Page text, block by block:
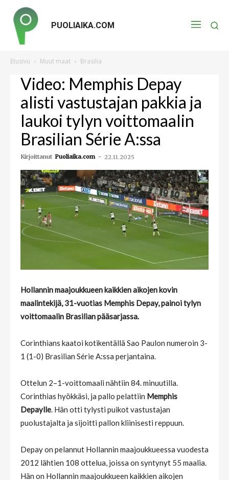
PUOLIAIKA.COM
Etusivu Muut maat Brasilia
Video: Memphis Depay
alisti vastustajan pakkia ja
laukoi tylyn voittomaalin
Brasilian Série A:ssa
Kirjoittanut Puoliaika.com - 22.11.2025
Hollannin maajoukkueen kaikkien aikojen kovin
maalintekijä, 31-vuotias Memphis Depay, painoi tylyn
voittomaalin Brasilian pääsarjassa.
Corinthians kaatoi kotikentällä Sao Paulon numeroin 3-
1 (1-0) Brasilian Série A:ssa perjantaina.
Ottelun 2–1-voittomaali nähtiin 84. minuutilla.
Corinthias hyökkäsi, ja pallo pelattiin Memphis
Depaylle. Hän otti tylysti puikot vastustajan
puolustajalta ja sijoitti pallon kliinisesti reppuun.
Depay on pelannut Hollannin maajoukkueessa vuodesta
2012 lähtien 108 ottelua, joissa on syntynyt 55 maalia.
Hän on Hollannin maajoukkueen kaikkien aikojen